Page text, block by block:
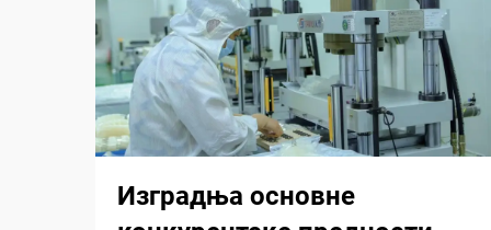
Изградња основне